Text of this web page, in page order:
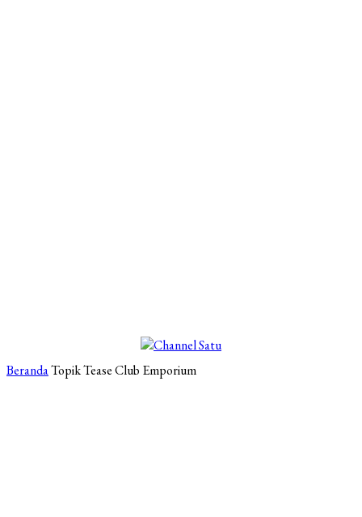
BerandaTopikTease Club Emporium